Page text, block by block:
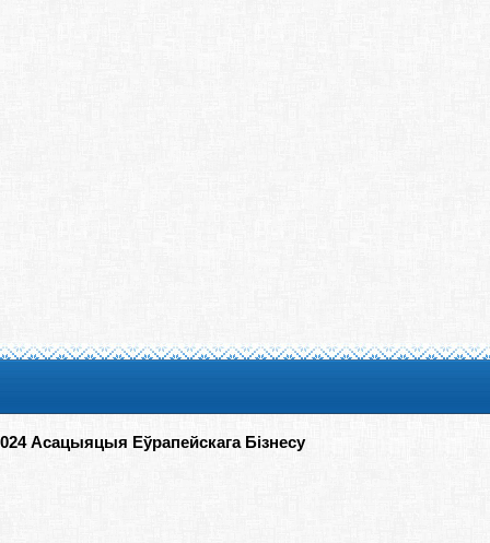
Асацыяцыя Еўрапейскага Бізнесу